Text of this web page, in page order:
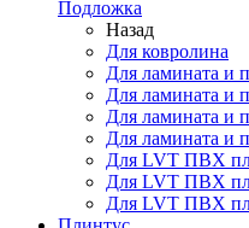
Подложка
Назад
Для ковролина
Для ламината и
Для ламината и
Для ламината и
Для ламината и
Для LVT ПВХ
Для LVT ПВХ
Для LVT ПВХ